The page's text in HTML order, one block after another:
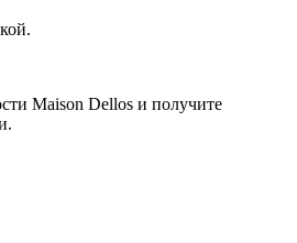
Maison Dellos и получите